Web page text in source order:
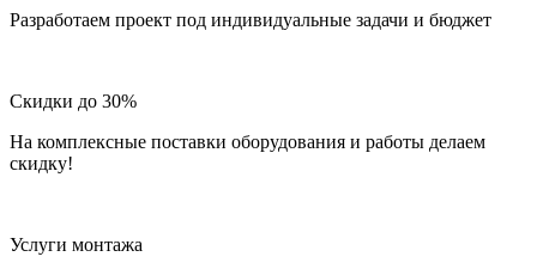
Разработаем проект под индивидуальные задачи и бюджет
Скидки до 30%
На комплексные поставки оборудования и работы делаем
скидку!
Услуги монтажа